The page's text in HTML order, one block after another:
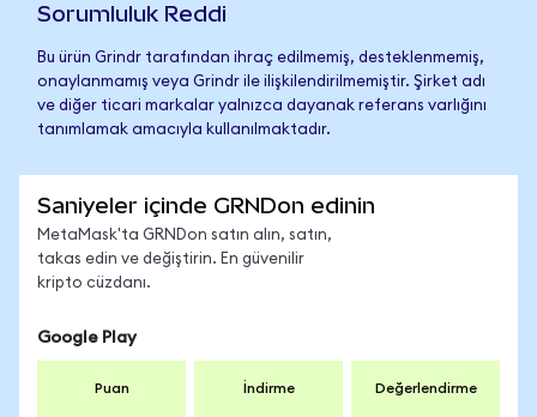
Sorumluluk Reddi
Bu ürün Grindr tarafından ihraç edilmemiş, desteklenmemiş,
onaylanmamış veya Grindr ile ilişkilendirilmemiştir. Şirket adı
ve diğer ticari markalar yalnızca dayanak referans varlığını
tanımlamak amacıyla kullanılmaktadır.
Saniyeler içinde GRNDon edinin
MetaMask'ta GRNDon satın alın, satın,
takas edin ve değiştirin. En güvenilir
kripto cüzdanı.
Google Play
Puan İndirme Değerlendirme